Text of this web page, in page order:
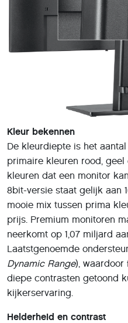
Kleur bekennen
De kleurdiepte is het
primaire kleuren rood, geel
kleuren dat een monitor
8bit-versie staat gelijk aan
mooie mix tussen prima
prijs. Premium monitoren
neerkomt op 1,07 miljard
Laatstgenoemde
Dynamic Range), waardoor
diepe contrasten getoond
kijkerservaring.
Helderheid en contrast